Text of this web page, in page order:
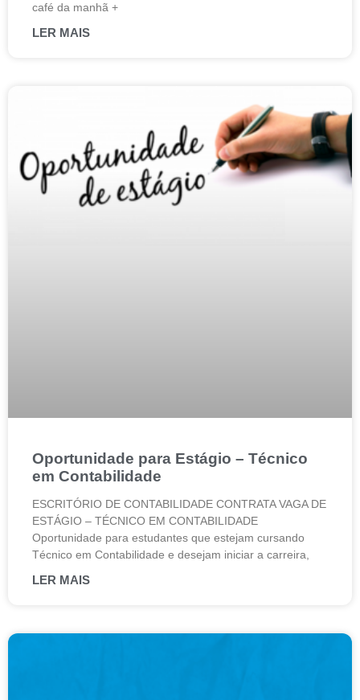
café da manhã +
LER MAIS
Oportunidade para Estágio – Técnico
em Contabilidade
ESCRITÓRIO DE CONTABILIDADE CONTRATA VAGA DE
ESTÁGIO – TÉCNICO EM CONTABILIDADE
Oportunidade para estudantes que estejam cursando
Técnico em Contabilidade e desejam iniciar a carreira,
LER MAIS